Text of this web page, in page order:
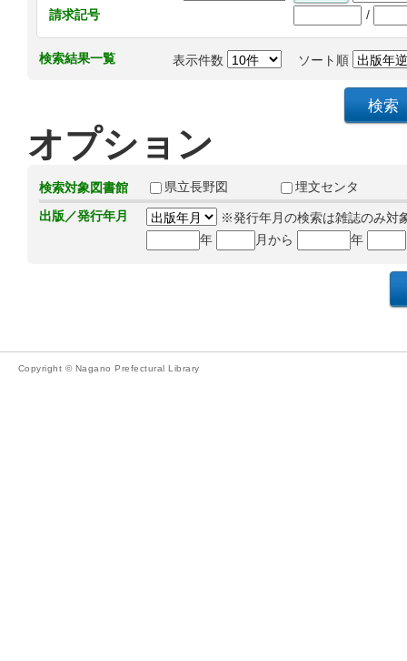
請求記号
/
検索結果一覧 表示件数 ソート順
オプション
検索対象図書館 県立長野図
埋文センタ
出版／発行年月
※発行年月の検索は雑誌のみ対
年
月から 年
Copyright © Nagano Prefectural Library